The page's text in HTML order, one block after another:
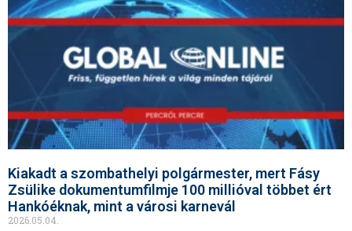
Kiakadt a szombathelyi polgármester, mert Fásy
Zsülike dokumentumfilmje 100 millióval többet ért
Hankóéknak, mint a városi karnevál
2026.05.04.